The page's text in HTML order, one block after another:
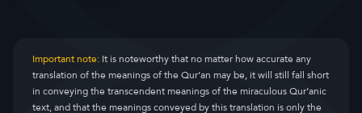
Important note:It is noteworthy that no matter how accurate any
translation of the meanings of the Qur’an may be, it will still fall short
in conveying the transcendent meanings of the miraculous Qur’anic
text, and that the meanings conveyed by this translation is only the